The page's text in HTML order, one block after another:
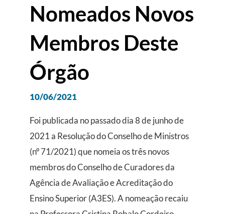
Nomeados Novos
Membros Deste
Órgão
10/06/2021
Foi publicada no passado dia 8 de junho de
2021 a Resolução do Conselho de Ministros
(nº 71/2021) que nomeia os três novos
membros do Conselho de Curadores da
Agência de Avaliação e Acreditação do
Ensino Superior (A3ES). A nomeação recaiu